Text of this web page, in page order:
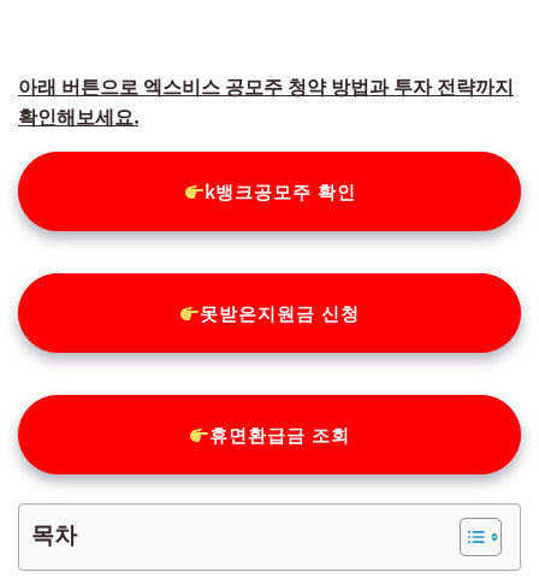
아래 버튼으로 엑스비스 공모주 청약 방법과 투자 전략까지
확인해보세요.
k뱅크공모주 확인
못받은지원금 신청
휴면환급금 조회
목차